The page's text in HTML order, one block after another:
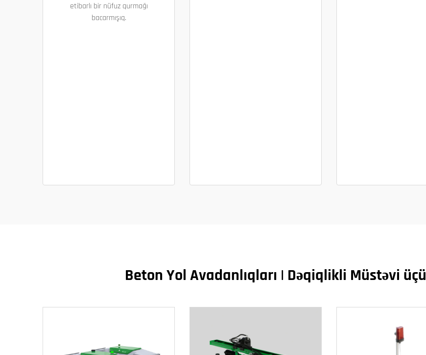
etibarlı bir nüfuz qurmağı
bacarmışıq.
Beton Yol Avadanlıqları | Dəqiqlikli Müstəvi